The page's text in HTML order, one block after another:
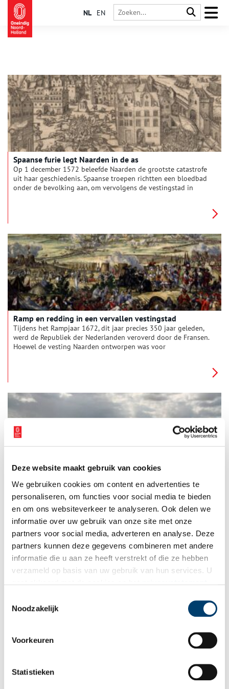
Deze website maakt gebruik van cookies
We gebruiken cookies om content en advertenties te
personaliseren, om functies voor social media te bieden
en om ons websiteverkeer te analyseren. Ook delen we
informatie over uw gebruik van onze site met onze
partners voor social media, adverteren en analyse. Deze
partners kunnen deze gegevens combineren met andere
informatie die u aan ze heeft verstrekt of die ze hebben
verzameld op basis van uw gebruik van hun services. U
Noodzakelijk
Voorkeuren
Statistieken
NL EN
Spaanse furie legt Naarden in de as
Op 1 december 1572 beleefde Naarden de grootste catastrofe
uit haar geschiedenis. Spaanse troepen richtten een bloedbad
onder de bevolking aan, om vervolgens de vestingstad in
Ramp en redding in een vervallen vestingstad
Tijdens het Rampjaar 1672, dit jaar precies 350 jaar geleden,
werd de Republiek der Nederlanden veroverd door de Fransen.
Hoewel de vesting Naarden ontworpen was voor
In het oude stroomgebied van het Oer-IJ, de driehoek tussen
Velsen, Alkmaar en Zaanstad, heeft flink wat strijd gewoed in
de afgelopen 2000 jaar. Hoe kan het ook anders, met Romeinse
garnizoenen die de opstandige Friezen probeerden te
onderdrukken, Spaanse invasielegers tijdens de Tachtigjarige
Oorlog en Duitse soldaten die bunkers in het landschap
opwierpen. Hierover gaat het nieuwe boek ‘2000 jaar strijd in
het Oer-IJ landschap’.
Koninginnedag 1980 ontaardt in ongekende stadsoorlog
Koninginnedag 1980, de dag waarop prinses Beatrix
meest roemruchtige uit de Nederlandse geschiedenis. Wat een
feestelijke dag had moeten worden, mondde uit in een niet
eerder vertoonde explosie van geweld en ordeverstoringen.